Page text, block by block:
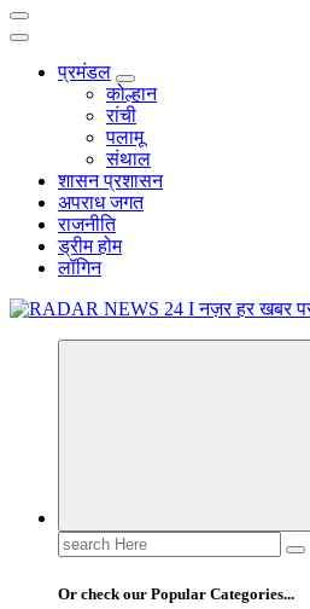
प्रमंडल
कोल्हान
रांची
पलामू
संथाल
शासन प्रशासन
अपराध जगत
राजनीति
ड्रीम होम
लॉगिन
Search
for:
Or check our Popular Categories...